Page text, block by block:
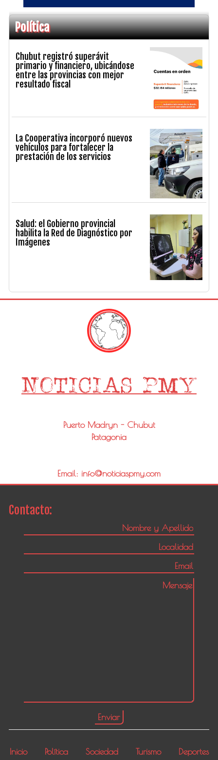
Política
Chubut registró superávit
primario y financiero, ubicándose
entre las provincias con mejor
resultado fiscal
La Cooperativa incorporó nuevos
vehículos para fortalecer la
prestación de los servicios
Salud: el Gobierno provincial
habilita la Red de Diagnóstico por
Imágenes
Puerto Madryn - Chubut
Patagonia
Email: info@noticiaspmy.com
Contacto:
Inicio Política Sociedad Turismo Deportes